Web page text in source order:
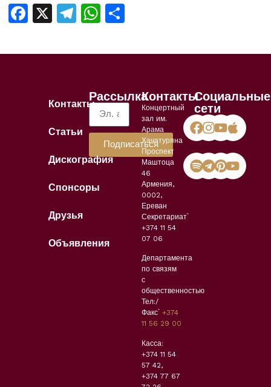
Facebook
X Telegram
WhatsApp
Контакты
Статьи
Дискография
Спонсоры
Друзья
Объявления
Рассылка
Подписаться
Контакты
Концертный
зал им.
Арама
Хачатуряна
Проспект
Маштоца
46
Армения,
0002,
Ереван
Секретариат՝
+374 11 54
07 06
Департамента
по связям
с
общественностью
Тел:/
Факс՝ +374
11 56 29 00
Касса:
+374 11 54
57 42,
+374 77 67
Социальные
сети